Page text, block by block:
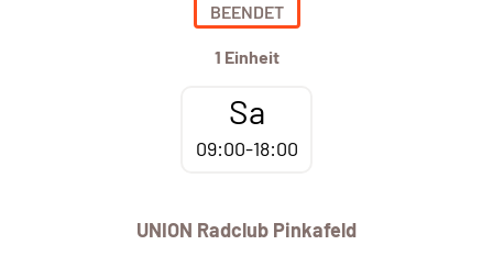
BEENDET
1 Einheit
Sa
09:00-18:00
UNION Radclub Pinkafeld